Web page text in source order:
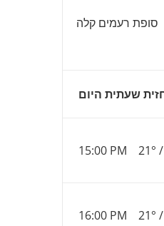
סופת רעמים קלה
15:00 PM 21° /
16:00 PM 21° /